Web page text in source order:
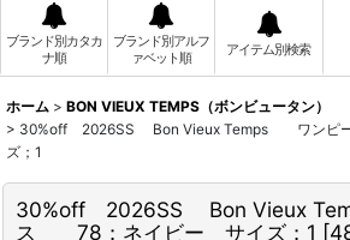
ブランド別カタカ
ナ順
ブランド別アルフ
ァベット順
アイテム別検索
ホーム > BON VIEUX TEMPS（ボンビュータン）
> 30%off 2026SS Bon Vieux Temps ワンピ
ズ；1
30%off 2026SS Bon Vieux
ス 78；ネイビー サイズ；1 [